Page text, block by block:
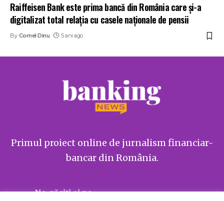
Raiffeisen Bank este prima bancă din România care și-a
digitalizat total relația cu casele naționale de pensii
By Cornel Dinu 5 ani ago
Primul proiect online de jurnalism financiar-
bancar din România.
Ne găsiți și pe